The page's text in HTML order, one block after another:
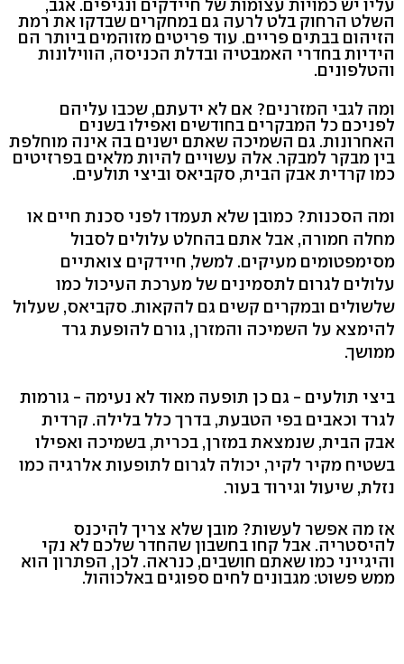
עליו יש כמויות עצומות של חיידקים ונגיפים. אגב,
השלט הרחוק בלט לרעה גם במחקרים שבדקו את רמת
הזיהום בבתים פריים. עוד פריטים מזוהמים ביותר הם
הידיות בחדרי האמבטיה ובדלת הכניסה, הווילונות
והטלפונים.
ומה לגבי המזרנים? אם לא ידעתם, שכבו עליהם
לפניכם כל המבקרים בחודשים ואפילו בשנים
האחרונות. גם השמיכה שאתם ישנים בה אינה מוחלפת
בין מבקר למבקר. אלה עשויים להיות מלאים בפרזיטים
כמו קרדית אבק הבית, סקביאס וביצי תולעים.
ומה הסכנות? כמובן שלא תעמדו לפני סכנת חיים או
מחלה חמורה, אבל אתם בהחלט עלולים לסבול
מסימפטומים מעיקים. למשל, חיידקים צואתיים
עלולים לגרום לתסמינים של מערכת העיכול כמו
שלשולים ובמקרים קשים גם להקאות. סקביאס, שעלול
להימצא על השמיכה והמזרן, גורם להופעת גרד
ממושך.
ביצי תולעים - גם כן תופעה מאוד לא נעימה - גורמות
לגרד וכאבים בפי הטבעת, בדרך כלל בלילה. קרדית
אבק הבית, שנמצאת במזרן, בכרית, בשמיכה ואפילו
בשטיח מקיר לקיר, יכולה לגרום לתופעות אלרגיה כמו
נזלת, שיעול וגירוד בעור.
אז מה אפשר לעשות? מובן שלא צריך להיכנס
להיסטריה. אבל קחו בחשבון שהחדר שלכם לא נקי
והיגייני כמו שאתם חושבים, כנראה. לכן, הפתרון הוא
ממש פשוט: מגבונים לחים ספוגים באלכוהול.